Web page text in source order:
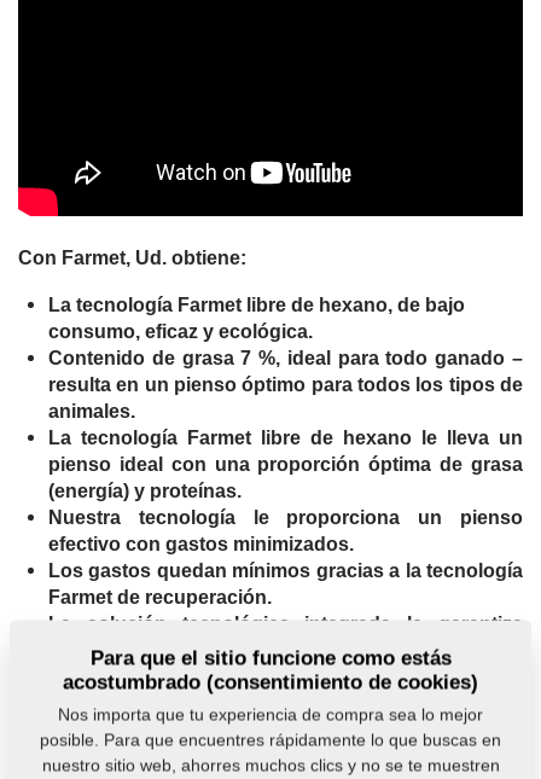
Con Farmet, Ud. obtiene:
La tecnología Farmet libre de hexano, de bajo
consumo, eficaz y ecológica.
Contenido de grasa 7 %, ideal para todo ganado –
resulta en un pienso óptimo para todos los tipos de
animales.
La tecnología Farmet libre de hexano le lleva un
pienso ideal con una proporción óptima de grasa
(energía) y proteínas.
Nuestra tecnología le proporciona un pienso
efectivo con gastos minimizados.
Los gastos quedan mínimos gracias a la tecnología
Farmet de recuperación.
La solución tecnológica integrada le garantiza
optimización de costos de operación.
Contáctenos
Para que el sitio funcione como estás
acostumbrado (consentimiento de cookies)
Nos importa que tu experiencia de compra sea lo mejor
posible. Para que encuentres rápidamente lo que buscas en
nuestro sitio web, ahorres muchos clics y no se te muestren